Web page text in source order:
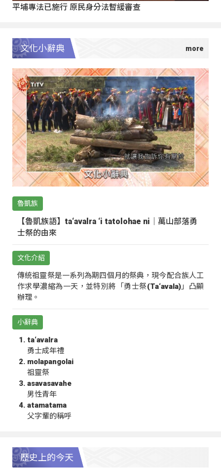
平埔專法已施行 原民身分法暫緩審查
文化小辭典
魯凱族
【魯凱族語】ta‘avalra ‘i tatolohae ni｜萬山部落勇
士祭的由來
文化介紹
傳統祖靈祭是一系列為期四個月的祭典，現今配合族人工
作求學濃縮為一天，並特別將「勇士祭(Ta‘avala)」凸顯
辦理。
小辭典
ta‘avalra
勇士成年禮
molapangolai
祖靈祭
asavasavahe
男性青年
atamatama
父字輩的稱呼
歷史上的今天